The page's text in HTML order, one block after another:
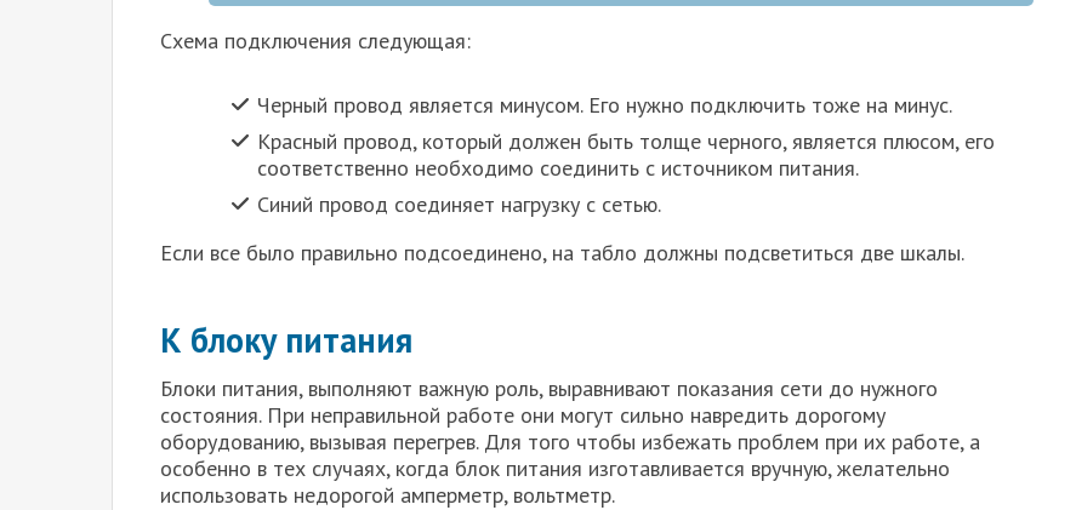
Схема подключения следующая:
Черный провод является минусом. Его нужно подключить тоже на минус.
Красный провод, который должен быть толще черного, является плюсом, его
соответственно необходимо соединить с источником питания.
Синий провод соединяет нагрузку с сетью.
Если все было правильно подсоединено, на табло должны подсветиться две шкалы.
К блоку питания
Блоки питания, выполняют важную роль, выравнивают показания сети до нужного
состояния. При неправильной работе они могут сильно навредить дорогому
оборудованию, вызывая перегрев. Для того чтобы избежать проблем при их работе, а
особенно в тех случаях, когда блок питания изготавливается вручную, желательно
использовать недорогой амперметр, вольтметр.